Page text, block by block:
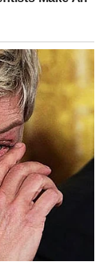
na pakiranju
ga do sobne